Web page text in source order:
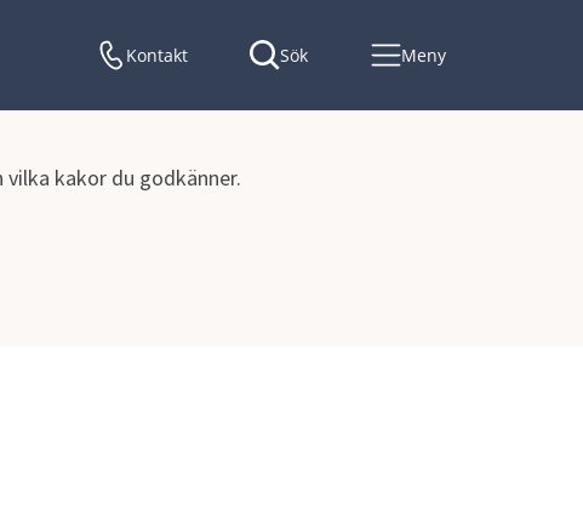
kakor du godkänner.
Kontakt Sök Meny